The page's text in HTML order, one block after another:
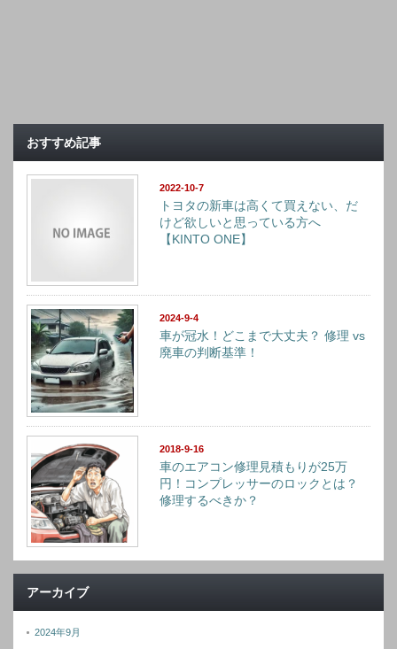
おすすめ記事
2022-10-7
トヨタの新車は高くて買えない、だ
けど欲しいと思っている方へ
【KINTO ONE】
2024-9-4
車が冠水！どこまで大丈夫？ 修理 vs
廃車の判断基準！
2018-9-16
車のエアコン修理見積もりが25万
円！コンプレッサーのロックとは？
修理するべきか？
アーカイブ
2024年9月